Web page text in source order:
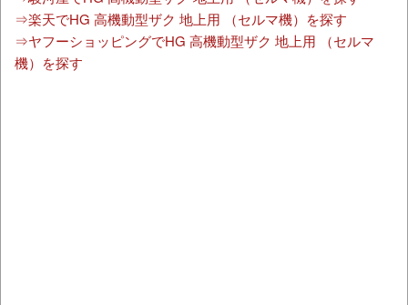
⇒楽天でHG 高機動型ザク 地上用 （セルマ機）を探す
⇒ヤフーショッピングでHG 高機動型ザク 地上用 （セルマ
機）を探す